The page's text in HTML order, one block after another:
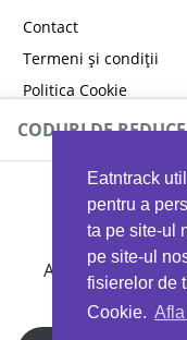
Eatntrack
pentru a
ta pe site-ul
pe site-ul
fisierelor de
Cookie.
Contact
Termeni și condiții
Politica Cookie
Politica de
CODURI DE
Ai 40%reducere